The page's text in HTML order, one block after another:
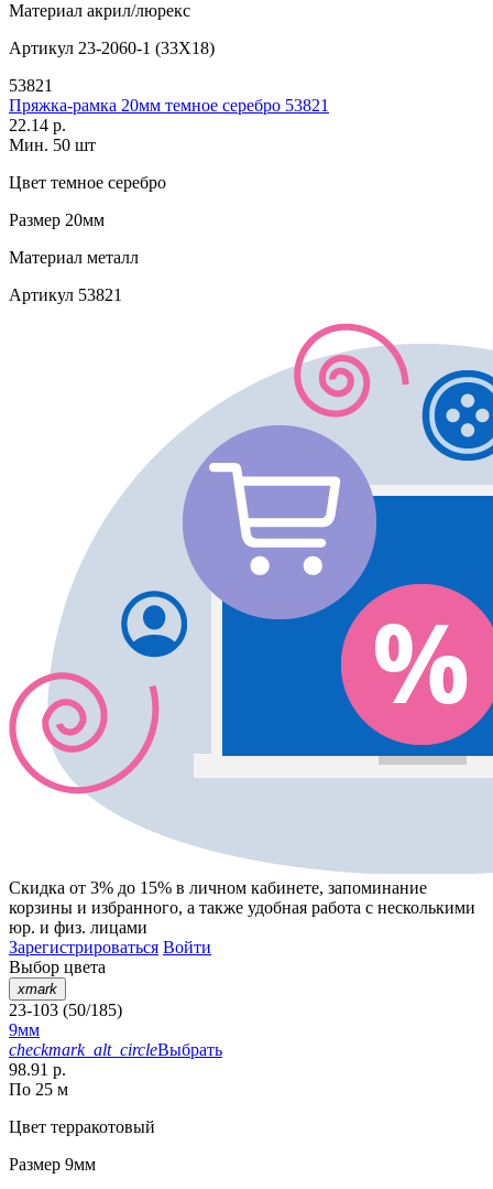
Материал акрил/люрекс
Артикул 23-2060-1 (33X18)
53821
Пряжка-рамка 20мм темное серебро 53821
22.14 р.
Мин. 50 шт
Цвет темное серебро
Размер 20мм
Материал металл
Артикул 53821
Скидка от 3% до 15% в личном кабинете, запоминание
корзины и избранного, а также удобная работа с несколькими
юр. и физ. лицами
Зарегистрироваться Войти
Выбор цвета
xmark
23-103 (50/185)
9мм
checkmark_alt_circleВыбрать
98.91 р.
По 25 м
Цвет терракотовый
Размер 9мм